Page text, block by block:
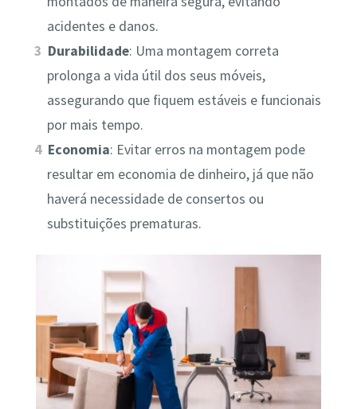
acidentes e danos.
Durabilidade: Uma montagem correta
prolonga a vida útil dos seus móveis,
assegurando que fiquem estáveis e funcionais
por mais tempo.
Economia: Evitar erros na montagem pode
resultar em economia de dinheiro, já que não
haverá necessidade de consertos ou
substituições prematuras.